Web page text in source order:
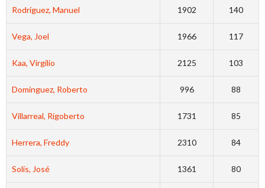
Rodríguez, Manuel 1902 140
Vega, Joel 1966 117
Kaa, Virgilio 2125 103
Dominguez, Roberto 996 88
Villarreal, Rigoberto 1731 85
Herrera, Freddy 2310 84
Solís, José 1361 80